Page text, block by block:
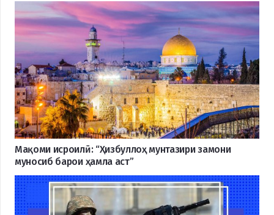
Мақоми исроилӣ: “Ҳизбуллоҳ мунтазири замони
муносиб барои ҳамла аст”